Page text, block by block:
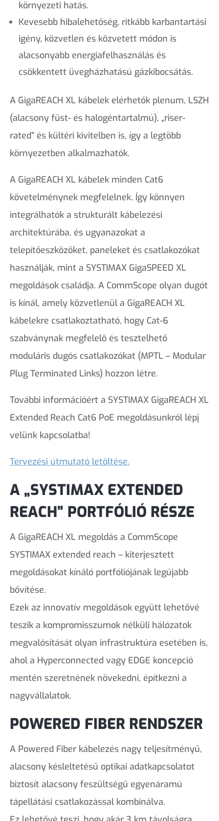
környezeti hatás.
Kevesebb hibalehetőség, ritkább karbantartási
igény, közvetlen és közvetett módon is
alacsonyabb energiafelhasználás és
csökkentett üvegházhatású gázkibocsátás.
A GigaREACH XL kábelek elérhetők plenum, LSZH
(alacsony füst- és halogéntartalmú), „riser-
rated” és kültéri kivitelben is, így a legtöbb
környezetben alkalmazhatók.
A GigaREACH XL kábelek minden Cat6
követelménynek megfelelnek. Így könnyen
integrálhatók a strukturált kábelezési
architektúrába, és ugyanazokat a
telepítőeszközöket, paneleket és csatlakozókat
használják, mint a SYSTIMAX GigaSPEED XL
megoldások családja. A CommScope olyan dugót
is kínál, amely közvetlenül a GigaREACH XL
kábelekre csatlakoztatható, hogy Cat-6
szabványnak megfelelő és tesztelhető
moduláris dugós csatlakozókat (MPTL – Modular
Plug Terminated Links) hozzon létre.
További információért a SYSTIMAX GigaREACH XL
Extended Reach Cat6 PoE megoldásunkról lépj
velünk kapcsolatba!
Tervezési útmutató letöltése.
A „SYSTIMAX EXTENDED
REACH” PORTFÓLIÓ RÉSZE
A GigaREACH XL megoldás a CommScope
SYSTIMAX extended reach – kiterjesztett
megoldásokat kínáló portfóliójának legújabb
bővítése.
Ezek az innovatív megoldások együtt lehetővé
teszik a kompromisszumok nélküli hálózatok
megvalósítását olyan infrastruktúra esetében is,
ahol a Hyperconnected vagy EDGE koncepció
mentén szeretnének növekedni, építkezni a
nagyvállalatok.
POWERED FIBER RENDSZER
A Powered Fiber kábelezés nagy teljesítményű,
alacsony késleltetésű optikai adatkapcsolatot
biztosít alacsony feszültségű egyenáramú
tápellátási csatlakozással kombinálva.